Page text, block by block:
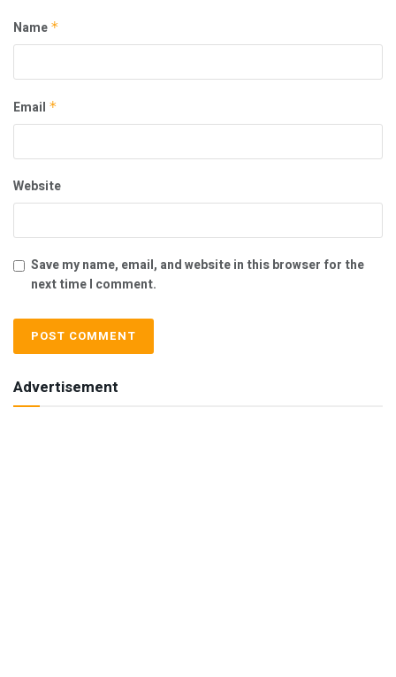
Name *
Email *
Website
Save my name, email, and website in this browser for the
next time I comment.
Advertisement